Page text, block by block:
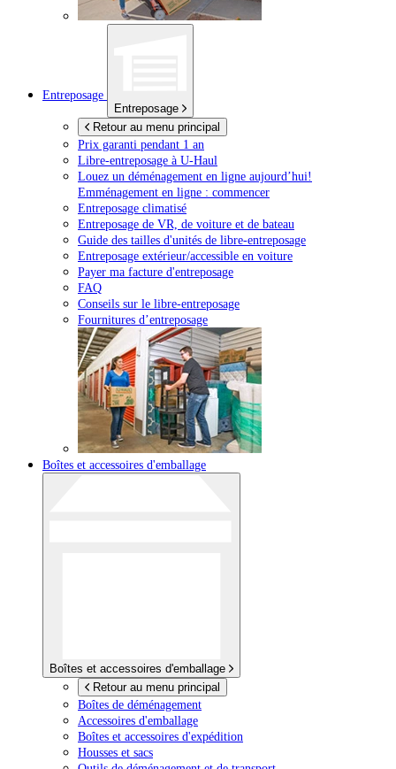
Entreposage
Entreposage
Retour au menu principal
Prix garanti pendant 1 an
Libre-entreposage à U-Haul
Louez un déménagement en ligne aujourd’hui!
Emménagement en ligne : commencer
Entreposage climatisé
Entreposage de VR, de voiture et de bateau
Guide des tailles d'unités de libre-entreposage
Entreposage extérieur/accessible en voiture
Payer ma facture d'entreposage
FAQ
Conseils sur le libre-entreposage
Fournitures d’entreposage
Boîtes et accessoires d'emballage
Boîtes et accessoires d'emballage
Retour au menu principal
Boîtes de déménagement
Accessoires d'emballage
Boîtes et accessoires d'expédition
Housses et sacs